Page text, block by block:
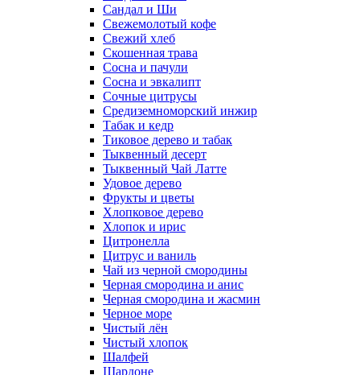
Сандал и Ши
Свежемолотый кофе
Свежий хлеб
Скошенная трава
Сосна и пачули
Сосна и эвкалипт
Сочные цитрусы
Средиземноморский инжир
Табак и кедр
Тиковое дерево и табак
Тыквенный десерт
Тыквенный Чай Латте
Удовое дерево
Фрукты и цветы
Хлопковое дерево
Хлопок и ирис
Цитронелла
Цитрус и ваниль
Чай из черной смородины
Черная смородина и анис
Черная смородина и жасмин
Черное море
Чистый лён
Чистый хлопок
Шалфей
Шардоне